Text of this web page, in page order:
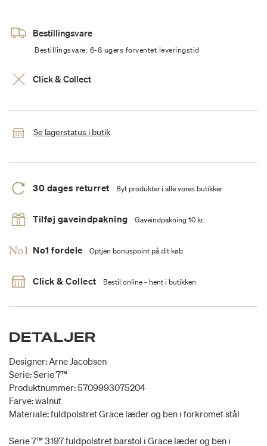
Bestillingsvare
Bestillingsvare: 6-8 ugers forventet leveringstid
Click & Collect
Se lagerstatus i butik
30 dages returret Byt produkter i alle vores butikker
Tilføj gaveindpakning Gaveindpakning 10 kr.
No1 fordele Optjen bonuspoint på dit køb
Click & Collect Bestil online - hent i butikken
DETALJER
Designer: Arne Jacobsen
Serie: Serie 7™
Produktnummer: 5709993075204
Farve: walnut
Materiale: fuldpolstret Grace læder og ben i forkromet stål
Serie 7™ 3197 fuldpolstret barstol i Grace læder og ben i